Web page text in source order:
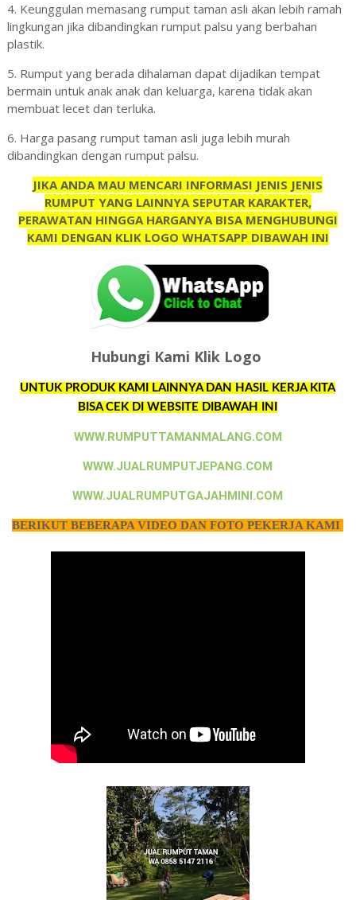
4. Keunggulan memasang rumput taman asli akan lebih ramah
lingkungan jika dibandingkan rumput palsu yang berbahan
plastik.
5. Rumput yang berada dihalaman dapat dijadikan tempat
bermain untuk anak anak dan keluarga, karena tidak akan
membuat lecet dan terluka.
6. Harga pasang rumput taman asli juga lebih murah
dibandingkan dengan rumput palsu.
JIKA ANDA MAU MENCARI INFORMASI JENIS JENIS
RUMPUT YANG LAINNYA SEPUTAR KARAKTER,
PERAWATAN HINGGA HARGANYA BISA MENGHUBUNGI
KAMI DENGAN KLIK LOGO WHATSAPP DIBAWAH INI
Hubungi Kami Klik Logo
UNTUK PRODUK KAMI LAINNYA DAN HASIL KERJA KITA
BISA CEK DI WEBSITE DIBAWAH INI
WWW.RUMPUTTAMANMALANG.COM
WWW.JUALRUMPUTJEPANG.COM
WWW.JUALRUMPUTGAJAHMINI.COM
BERIKUT BEBERAPA VIDEO DAN FOTO PEKERJA KAMI